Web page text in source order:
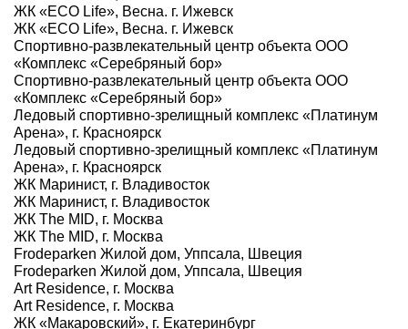
ЖК «ECO Life», Весна. г. Ижевск
ЖК «ECO Life», Весна. г. Ижевск
Спортивно-развлекательный центр объекта ООО
«Комплекс «Серебряный бор»
Спортивно-развлекательный центр объекта ООО
«Комплекс «Серебряный бор»
Ледовый спортивно-зрелищный комплекс «Платинум
Арена», г. Красноярск
Ледовый спортивно-зрелищный комплекс «Платинум
Арена», г. Красноярск
ЖК Маринист, г. Владивосток
ЖК Маринист, г. Владивосток
ЖК The MID, г. Москва
ЖК The MID, г. Москва
Frodeparken Жилой дом, Уппсала, Швеция
Frodeparken Жилой дом, Уппсала, Швеция
Art Residence, г. Москва
Art Residence, г. Москва
ЖК «Макаровский», г. Екатеринбург